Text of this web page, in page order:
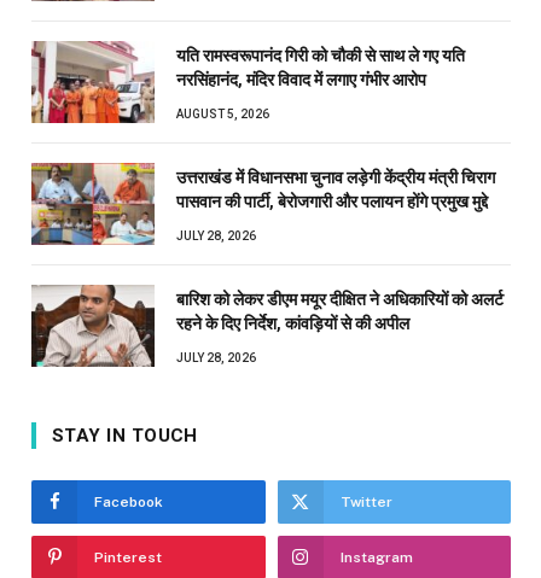
यति रामस्वरूपानंद गिरी को चौकी से साथ ले गए यति
नरसिंहानंद, मंदिर विवाद में लगाए गंभीर आरोप
AUGUST 5, 2026
उत्तराखंड में विधानसभा चुनाव लड़ेगी केंद्रीय मंत्री चिराग
पासवान की पार्टी, बेरोजगारी और पलायन होंगे प्रमुख मुद्दे
JULY 28, 2026
बारिश को लेकर डीएम मयूर दीक्षित ने अधिकारियों को अलर्ट
रहने के दिए निर्देश, कांवड़ियों से की अपील
JULY 28, 2026
STAY IN TOUCH
Facebook Twitter
Pinterest Instagram